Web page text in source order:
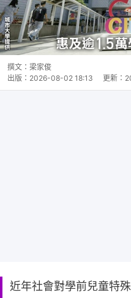
撰文： 梁家俊
出版： 2026-08-02 18:13 更新：
近年社會對學前兒童特